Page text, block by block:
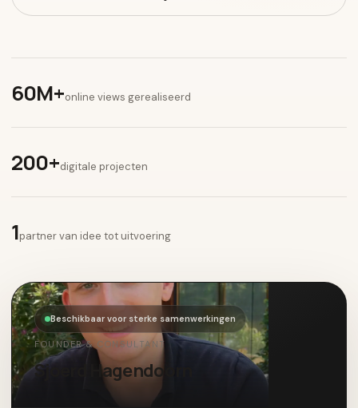
60M+online views gerealiseerd
200+digitale projecten
1partner van idee tot uitvoering
Beschikbaar voor sterke samenwerkingen
FOUNDER & CONSULTANT
Sjoerd Hagendoorn